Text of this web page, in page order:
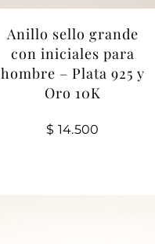
Anillo sello grande
con iniciales para
hombre – Plata 925 y
Oro 10K
$ 14.500